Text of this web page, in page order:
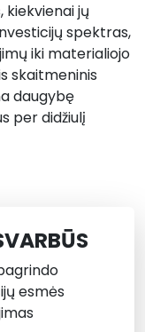
jų
spektras,
iki materialiojo
skaitmeninis
daugybę
per didžiulį
esmės